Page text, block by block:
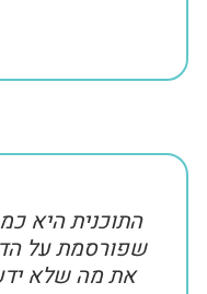
התוכנית היא
שפורסמת על
את מה שלא